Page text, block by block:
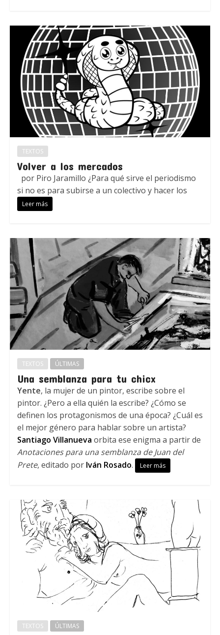
TEXTOS
Volver a los mercados
por Piro Jaramillo ¿Para qué sirve el periodismo
si no es para subirse a un colectivo y hacer los
Leer más
TEXTOS ÚLTIMAS
Una semblanza para tu chicx
Yente, la mujer de un pintor, escribe sobre el
pintor. ¿Pero a ella quién la escribe? ¿Cómo se
definen los protagonismos de una época? ¿Cuál es
el mejor género para hablar sobre un artista?
Santiago Villanueva orbita ese enigma a partir de
Anotaciones para una semblanza de Juan del
Prete, editado por Iván Rosado. Leer más
TEXTOS ÚLTIMAS